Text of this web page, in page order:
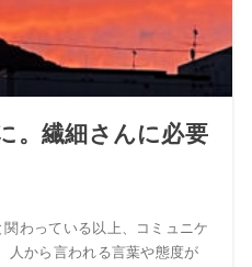
。繊細さんに必要
わっている以上、コミュニケ
人から言われる言葉や態度が